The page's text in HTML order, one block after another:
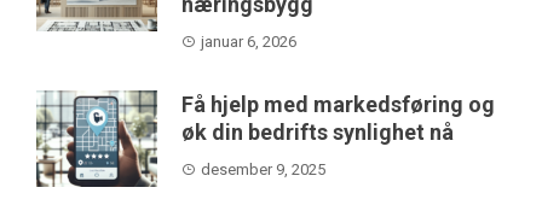
januar 6, 2026
Få hjelp med markedsføring og
øk din bedrifts synlighet nå
desember 9, 2025